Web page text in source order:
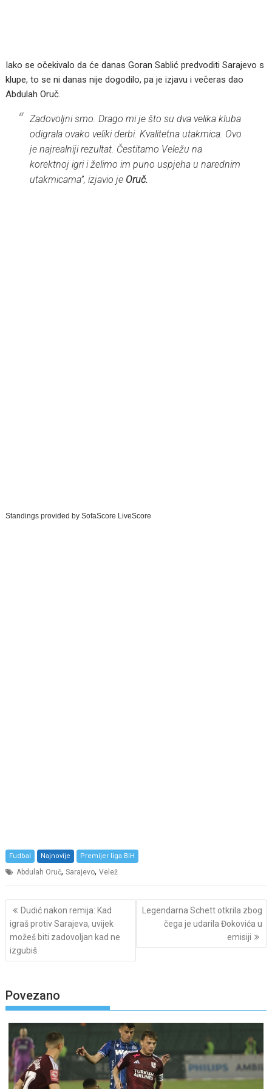
Iako se očekivalo da će danas Goran Sablić predvoditi Sarajevo s
klupe, to se ni danas nije dogodilo, pa je izjavu i večeras dao
Abdulah Oruč.
Zadovoljni smo. Drago mi je što su dva velika kluba
odigrala ovako veliki derbi. Kvalitetna utakmica. Ovo
je najrealniji rezultat. Čestitamo Veležu na
korektnoj igri i želimo im puno uspjeha u narednim
utakmicama”, izjavio je Oruč.
Standings provided bySofaScore LiveScore
Fudbal Najnovije Premijer liga BiH
Abdulah Oruč,Sarajevo,Velež
Post
navigation
Dudić nakon remija: Kad
igraš protiv Sarajeva, uvijek
možeš biti zadovoljan kad ne
izgubiš
Legendarna Schett otkrila zbog
čega je udarila Đokovića u
emisiji
Povezano